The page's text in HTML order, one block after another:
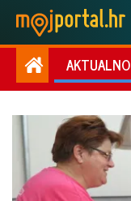
AKTUALNO